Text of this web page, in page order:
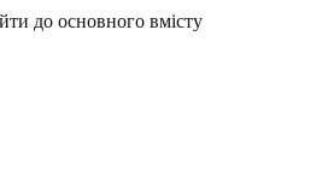
до основного вмісту